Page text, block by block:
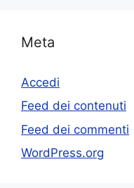
Meta
Accedi
Feed dei contenuti
Feed dei commenti
WordPress.org